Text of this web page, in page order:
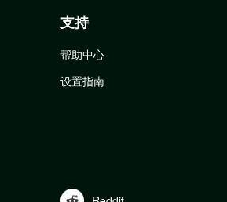
支持
帮助中心
设置指南